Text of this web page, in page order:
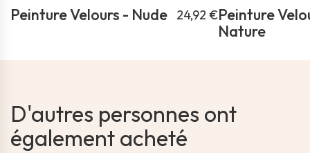
Peinture Velours - Nude 24,92 €Peinture
Nature
D'autres personnes ont
également acheté